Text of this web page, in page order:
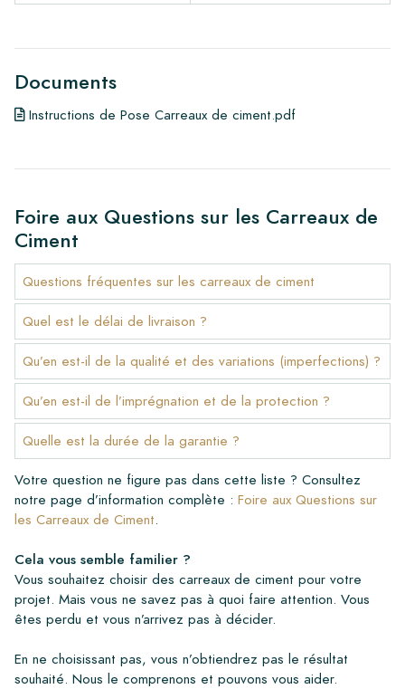
Documents
Instructions de Pose Carreaux de ciment.pdf
Foire aux Questions sur les Carreaux de
Ciment
Questions fréquentes sur les carreaux de ciment
Quel est le délai de livraison ?
Qu’en est-il de la qualité et des variations (imperfections) ?
Qu’en est-il de l’imprégnation et de la protection ?
Quelle est la durée de la garantie ?
Votre question ne figure pas dans cette liste ? Consultez
notre page d’information complète : Foire aux Questions sur
les Carreaux de Ciment.
Cela vous semble familier ?
Vous souhaitez choisir des carreaux de ciment pour votre
projet. Mais vous ne savez pas à quoi faire attention. Vous
êtes perdu et vous n’arrivez pas à décider.
En ne choisissant pas, vous n’obtiendrez pas le résultat
souhaité. Nous le comprenons et pouvons vous aider.